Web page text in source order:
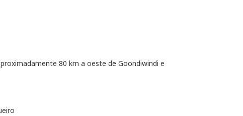
80 km a oeste de Goondiwindi e